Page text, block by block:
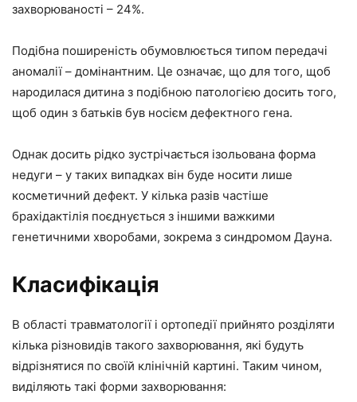
захворюваності – 24%.
Подібна поширеність обумовлюється типом передачі
аномалії – домінантним. Це означає, що для того, щоб
народилася дитина з подібною патологією досить того,
щоб один з батьків був носієм дефектного гена.
Однак досить рідко зустрічається ізольована форма
недуги – у таких випадках він буде носити лише
косметичний дефект. У кілька разів частіше
брахідактілія поєднується з іншими важкими
генетичними хворобами, зокрема з синдромом Дауна.
Класифікація
В області травматології і ортопедії прийнято розділяти
кілька різновидів такого захворювання, які будуть
відрізнятися по своїй клінічній картині. Таким чином,
виділяють такі форми захворювання: